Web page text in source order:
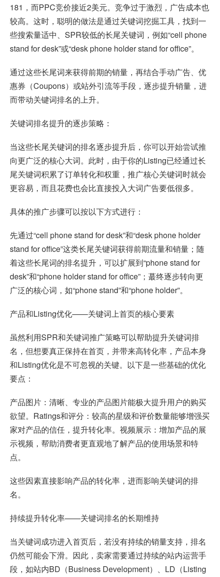
181，而PPC竞价接近2美元。竞争过于激烈，广告成本也
较高。这时，聪明的做法是通过关键词挖掘工具，找到一
些搜索量适中、SPR较低的长尾关键词，例如“cell phone
stand for desk”或“desk phone holder stand for office”。
通过这些长尾词来获得前期的销量，再结合手动广告、优
惠券（Coupons）或站外引流等手段，逐步提升销量，进
而带动关键词排名的上升。
关键词排名提升的逐步策略：
当这些长尾关键词的排名逐步提升后，你可以开始尝试推
向更广泛的核心大词。此时，由于你的Listing已经通过长
尾关键词积累了订单转化和权重，推广核心关键词时就会
更容易，而且花费也会比直接投入大词广告要低很多。
具体的推广步骤可以按以下方式进行：
先通过“cell phone stand for desk”和“desk phone holder
stand for office”这类长尾关键词获得前期流量和销量；随
着这些长尾词的排名提升，可以扩展到“phone stand for
desk”和“phone holder stand for office”；蕞终逐步转向更
广泛的核心词，如“phone stand”和“phone holder”。
产品和Listing优化——关键词上首页的核心要素
虽然利用SPR和关键词推广策略可以帮助提升关键词排
名，但想要真正保持在首页，并带来高转化率，产品本身
和Listing优化是不可忽视的关键。以下是一些基础的优化
要点：
产品图片：清晰、专业的产品图片能极大提升用户的购买
欲望。Ratings和评分：较高的星级和评价数量能够增强买
家对产品的信任，提升转化率。视频展示：增加产品的展
示视频，帮助消费者更直观地了解产品的使用场景和特
点。
这些因素直接影响产品的转化率，进而影响关键词的排
名。
持续提升转化率——关键词排名的长期维持
当关键词成功进入首页后，若没有持续的销量支持，排名
仍然可能会下滑。因此，卖家需要通过持续的站内运营手
段，如站内BD（Business Development）、LD（Listing